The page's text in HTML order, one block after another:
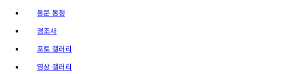
동문 동정
경조사
포토 갤러리
영상 갤러리